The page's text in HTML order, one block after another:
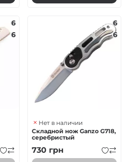
6
6
6
6
Нет в наличии
Складной нож Ganzo G718,
серебристый
730 грн